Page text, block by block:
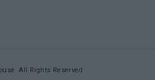
All Rights Reserved.